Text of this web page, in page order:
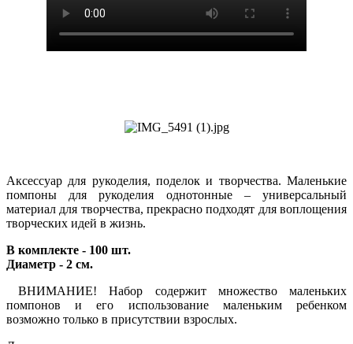
Аксессуар для рукоделия, поделок и творчества. Маленькие
помпоны для рукоделия однотонные – универсальный
материал для творчества, прекрасно подходят для воплощения
творческих идей в жизнь.
В комплекте - 100 шт.
Диаметр - 2 см.
ВНИМАНИЕ! Набор содержит множество маленьких
помпонов и его использование маленьким ребенком
возможно только в присутствии взрослых.